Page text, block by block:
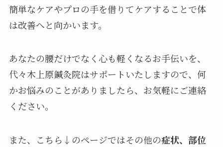
簡単なケアやプロの手を借りてケアすることで体
は改善へと向かいます。
あなたの腰だけでなく心も軽くなるお手伝いを、
代々木上原鍼灸院はサポートいたしますので、何
かお悩みのことがありましたら、お気軽にご連絡
ください。
また、こちら↓のページではその他の症状、部位